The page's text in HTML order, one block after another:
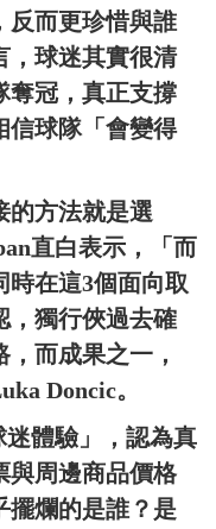
反而更珍惜與誰
，球迷其實很清
奪冠，真正支撐
信球隊「會變得
的方法就是選
直白表示，「而
在這3個面向取
，獨行俠過去確
而成果之一，
Doncic。
體驗」，認為真
與周邊商品價格
擺爛的是誰？是